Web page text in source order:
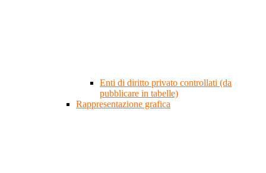
Enti di diritto privato controllati (da
pubblicare in tabelle)
Rappresentazione grafica